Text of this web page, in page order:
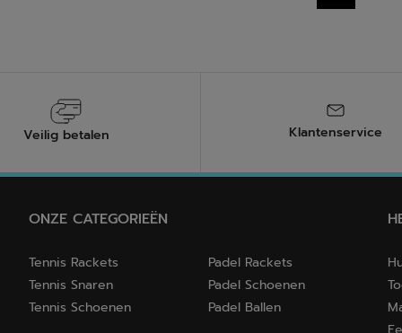
beoordelingen
Veilig betalen Klantenservice
ONZE CATEGORIEËN
Tennis Rackets
Tennis Snaren
Tennis Schoenen
Padel Rackets
Padel Schoenen
Padel Ballen